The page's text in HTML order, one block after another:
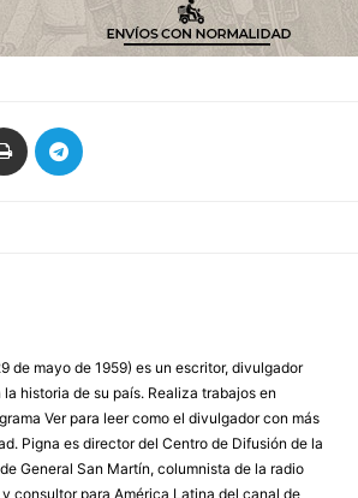
de mayo de 1959) es un escritor, divulgador
historia de su país. Realiza trabajos en
Ver para leer como el divulgador con más
Pigna es director del Centro de Difusión de la
General San Martín, columnista de la radio
consultor para América Latina del canal de